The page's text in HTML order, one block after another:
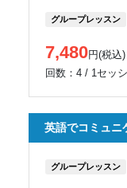
グループレッスン
7,480円(税込
回数：4 / 1セッ
英語でコミュニ
グループレッスン